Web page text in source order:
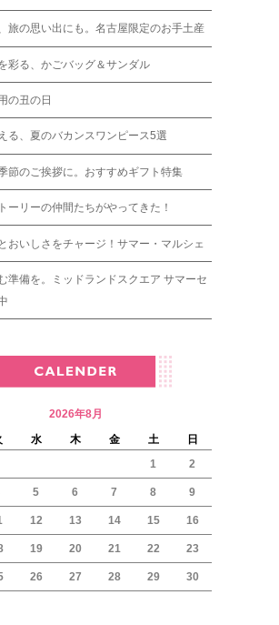
旅の思い出にも。名古屋限定のお手土産
彩る、かごバッグ＆サンダル
の丑の日
る、夏のバカンスワンピース5選
節のご挨拶に。おすすめギフト特集
ーリーの仲間たちがやってきた！
おいしさをチャージ！サマー・マルシェ
準備を。ミッドランドスクエア サマーセ
2026年8月
水 木 金 土
日
1
2
5 6 7 8 9
12 13 14 15 16
19 20 21 22 23
26 27 28 29 30